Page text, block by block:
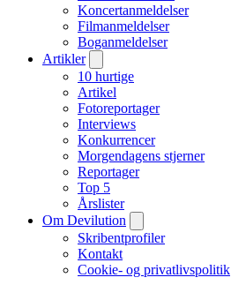
Koncertanmeldelser
Filmanmeldelser
Boganmeldelser
Artikler
10 hurtige
Artikel
Fotoreportager
Interviews
Konkurrencer
Morgendagens stjerner
Reportager
Top 5
Årslister
Om Devilution
Skribentprofiler
Kontakt
Cookie- og privatlivspolitik